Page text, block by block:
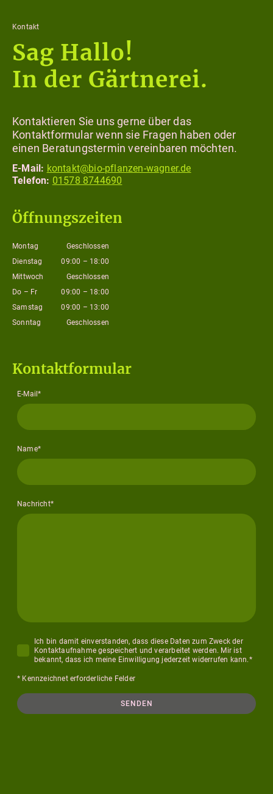
Kontakt
Sag Hallo!
In der Gärtnerei.
Kontaktieren Sie uns gerne über das
Kontaktformular wenn sie Fragen haben oder
einen Beratungstermin vereinbaren möchten.
E-Mail: kontakt@bio-pflanzen-wagner.de
Telefon: 01578 8744690
Öffnungszeiten
Montag
Geschlossen
Dienstag
09:00 – 18:00
Mittwoch
Geschlossen
Do – Fr 09:00 – 18:00
Samstag
09:00 – 13:00
Sonntag
Geschlossen
Kontaktformular
E-Mail*
Name*
Nachricht*
Ich bin damit einverstanden, dass diese Daten zum Zweck der
Kontaktaufnahme gespeichert und verarbeitet werden. Mir ist
bekannt, dass ich meine Einwilligung jederzeit widerrufen kann.*
* Kennzeichnet erforderliche Felder
SENDEN